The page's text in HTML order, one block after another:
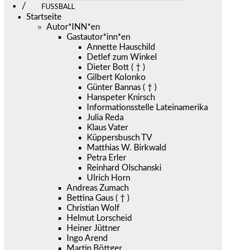
FUSSBALL
Startseite
Autor*INN*en
Gastautor*inn*en
Annette Hauschild
Detlef zum Winkel
Dieter Bott ( † )
Gilbert Kolonko
Günter Bannas ( † )
Hanspeter Knirsch
Informationsstelle Lateinamerika
Julia Reda
Klaus Vater
Küppersbusch TV
Matthias W. Birkwald
Petra Erler
Reinhard Olschanski
Ulrich Horn
Andreas Zumach
Bettina Gaus ( † )
Christian Wolf
Helmut Lorscheid
Heiner Jüttner
Ingo Arend
Martin Böttger